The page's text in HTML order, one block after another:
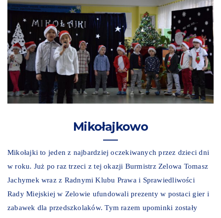
Mikołajkowo
Mikołajki to jeden z najbardziej oczekiwanych przez dzieci dni
w roku. Już po raz trzeci z tej okazji Burmistrz Zelowa Tomasz
Jachymek wraz z Radnymi Klubu Prawa i Sprawiedliwości
Rady Miejskiej w Zelowie ufundowali prezenty w postaci gier i
zabawek dla przedszkolaków. Tym razem upominki zostały